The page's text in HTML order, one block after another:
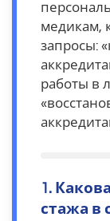
медикам,
запросы:
работы в
1.
стажа в